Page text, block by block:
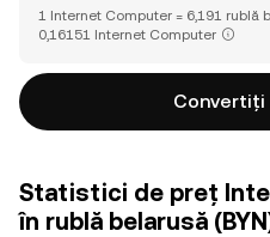
1 Internet Computer = 6,191 rublă
0,16151 Internet Computer
Convertiți
Statistici de preț
în rublă belarusă